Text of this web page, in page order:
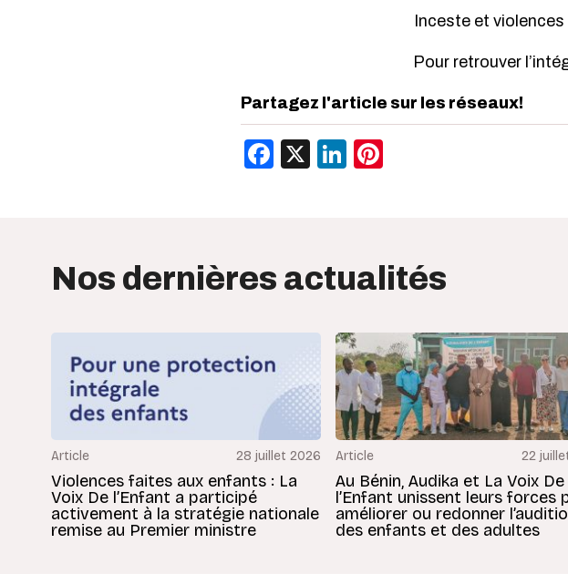
Inceste et
Pour retrouver
Partagez l'article sur les réseaux!
Facebook
X LinkedIn
Nos dernières actualités
Article 28 juillet 2026
Violences faites aux enfants : La
Voix De l’Enfant a participé
activement à la stratégie nationale
remise au Premier ministre
Article 22
Au Bénin, Audika et La Voix De
l’Enfant unissent leurs forces
améliorer ou redonner
des enfants et des adultes